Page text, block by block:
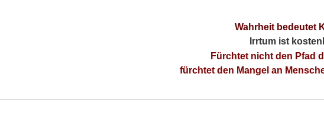
Wahrheit bedeutet
Irrtum ist
Fürchtet nicht den Pfad
fürchtet den Mangel an